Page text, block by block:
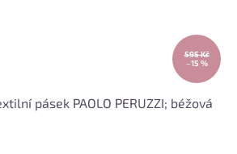
595 Kč
–15 %
pásek PAOLO PERUZZI; béžová